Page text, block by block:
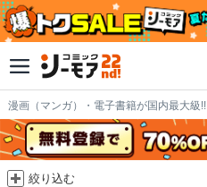
漫画（マンガ）・電子書籍が国内最大級!!
絞り込む